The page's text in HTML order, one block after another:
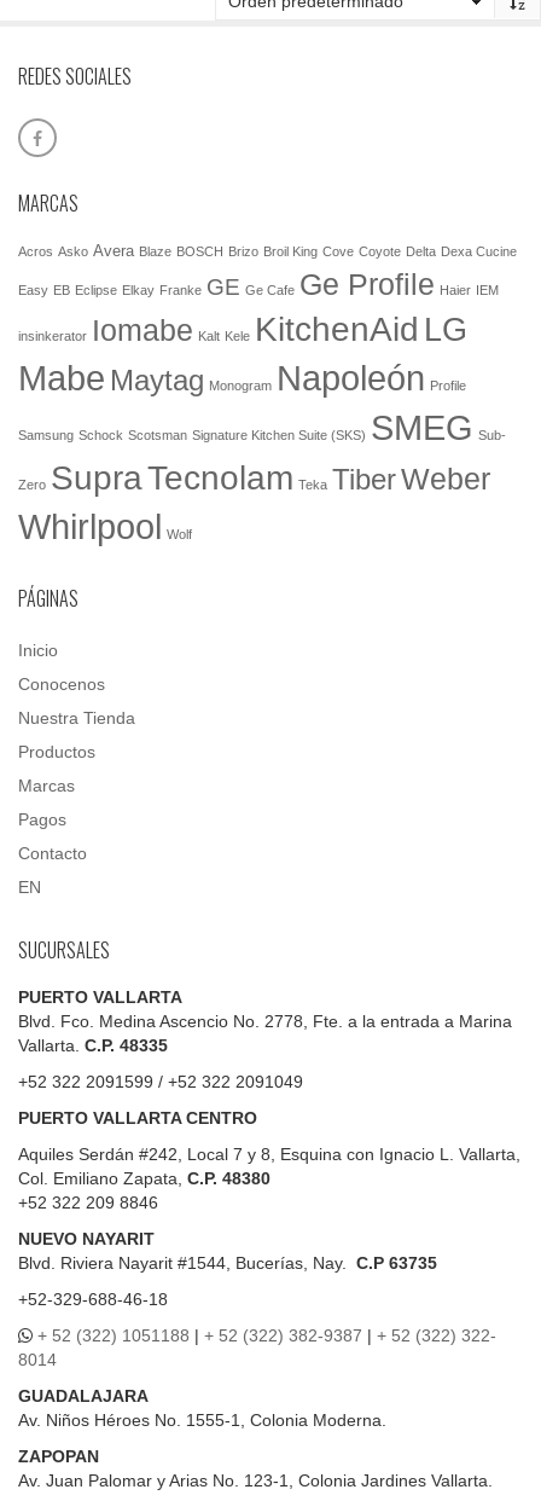
REDES SOCIALES
MARCAS
Acros Asko Avera Blaze BOSCH Brizo Broil King Cove Coyote Delta Dexa Cucine
Easy EB Eclipse Elkay Franke GE Ge Cafe Ge Profile Haier IEM
insinkerator Iomabe Kalt Kele KitchenAid LG
Mabe Maytag Monogram Napoleón Profile
Samsung Schock Scotsman Signature Kitchen Suite (SKS) SMEG Sub-
Zero SupraTecnolam Teka TiberWeber
Whirlpool Wolf
PÁGINAS
Inicio
Conocenos
Nuestra Tienda
Productos
Marcas
Pagos
Contacto
EN
SUCURSALES
PUERTO VALLARTA
Blvd. Fco. Medina Ascencio No. 2778, Fte. a la entrada a Marina
Vallarta. C.P. 48335
+52 322 2091599 / +52 322 2091049
PUERTO VALLARTA CENTRO
Aquiles Serdán #242, Local 7 y 8, Esquina con Ignacio L. Vallarta,
Col. Emiliano Zapata, C.P. 48380
+52 322 209 8846
NUEVO NAYARIT
Blvd.
Riviera Nayarit #1544, Bucerías, Nay. C.P 63735
+52-329-688-46-18
+ 52 (322) 1051188 | + 52 (322) 382-9387 | + 52 (322) 322-
8014
GUADALAJARA
Av. Niños Héroes No. 1555-1, Colonia Moderna.
ZAPOPAN
Av. Juan Palomar y Arias No. 123-1, Colonia Jardines Vallarta.